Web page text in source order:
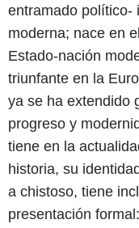
entramado político-
moderna; nace en
Estado-nación
triunfante en la
ya se ha extendido
progreso y
tiene en la
historia, su
a chistoso, tiene
presentación